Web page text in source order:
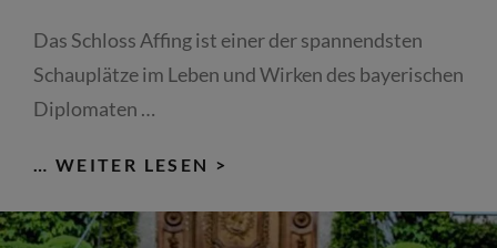
Das Schloss Affing ist einer der spannendsten
Schauplätze im Leben und Wirken des bayerischen
Diplomaten …
… WEITER LESEN >
PRÄSENTIERT